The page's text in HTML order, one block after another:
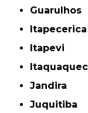
Guarulhos
Itapevi
Jandira
Juquitiba